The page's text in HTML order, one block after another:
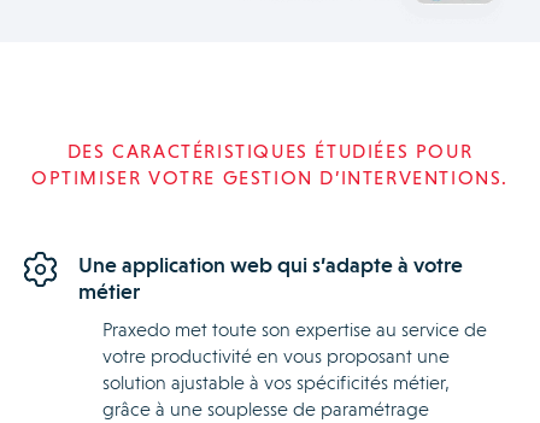
DES CARACTÉRISTIQUES ÉTUDIÉES POUR
OPTIMISER VOTRE GESTION D’INTERVENTIONS.
Une application web qui s’adapte à votre
métier
Praxedo met toute son expertise au service de
votre productivité en vous proposant une
solution ajustable à vos spécificités métier,
grâce à une souplesse de paramétrage